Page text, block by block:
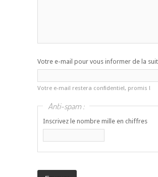
Votre e-mail pour vous informer de la
Votre e-mail restera confidentiel, promis !
Anti-spam :
Inscrivez le nombre mille en chiffres